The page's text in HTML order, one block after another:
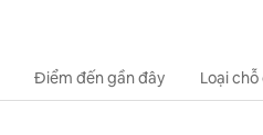
Điểm đến gần đây Loại